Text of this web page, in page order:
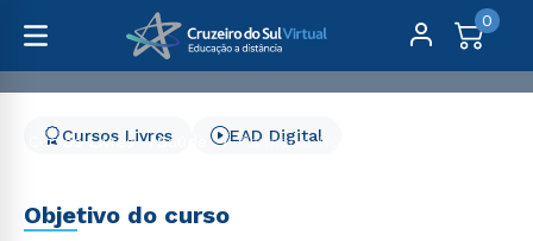
0
Cursos Livres Saúde Farmácia Hospitalar
Cursos Livres EAD Digital
Objetivo do curso